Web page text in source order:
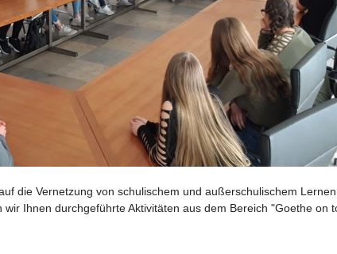
die Vernetzung von schulischem und außerschulischem
Ihnen durchgeführte Aktivitäten aus dem Bereich "Goethe